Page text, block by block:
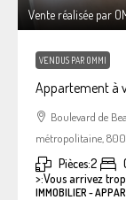
Vente réalisée par
VENDUS PAR OMMI
Appartement à
Boulevard de
métropolitaine,
Pièces:2
>:Vous arrivez
IMMOBILIER -